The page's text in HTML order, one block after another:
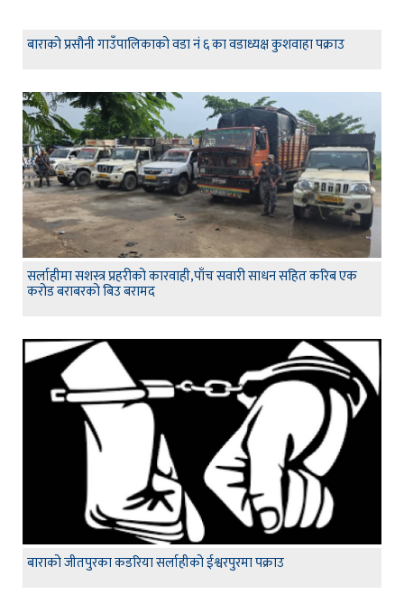
बाराको प्रसौनी गाउँपालिकाको वडा नं ६ का वडाध्यक्ष कुशवाहा पक्राउ
सर्लाहीमा सशस्त्र प्रहरीको कारवाही,पाँच सवारी साधन सहित करिब एक
करोड बराबरको बिउ बरामद
बाराको जीतपुरका कडरिया सर्लाहीको ईश्वरपुरमा पक्राउ